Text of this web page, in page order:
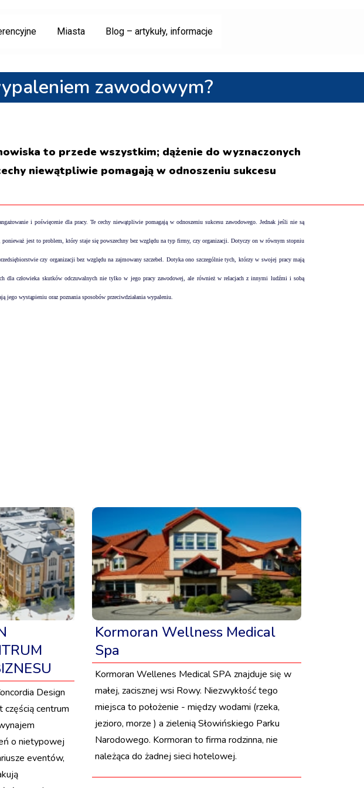
Miasta Blog – artykuły, informacje
zawodowym?
to przede wszystkim; dążenie do wyznaczonych
niewątpliwie pomagają w odnoszeniu sukcesu
i poświęcenie dla pracy. Te cechy niewątpliwie pomagają w odnoszeniu sukcesu zawodowego. Jednak jeśli nie są
jest to problem, który staje się powszechny bez względu na typ firmy, czy organizacji. Dotyczy on w równym stopniu
czy organizacji bez względu na zajmowany szczebel. Dotyka ono szczególnie tych, którzy w swojej pracy mają
dla człowieka skutków odczuwalnych nie tylko w jego pracy zawodowej, ale również w relacjach z innymi ludźmi i sobą
wystąpieniu oraz poznania sposobów przeciwdziałania wypaleniu.
Design
centrum
o nietypowej
eventów,
Kormoran Wellness Medical
Spa
Kormoran Wellenes Medical SPA znajduje się w
małej, zacisznej wsi Rowy. Niezwykłość tego
miejsca to położenie - między wodami (rzeka,
jezioro, morze ) a zielenią Słowińskiego Parku
Narodowego. Kormoran to firma rodzinna, nie
należąca do żadnej sieci hotelowej.